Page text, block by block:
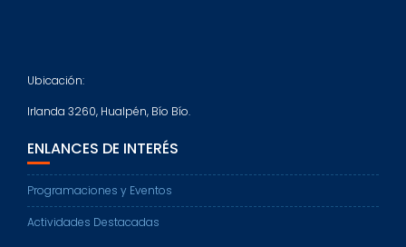
Ubicación:
Irlanda 3260, Hualpén, Bío Bío.
ENLANCES DE INTERÉS
Programaciones y Eventos
Actividades Destacadas